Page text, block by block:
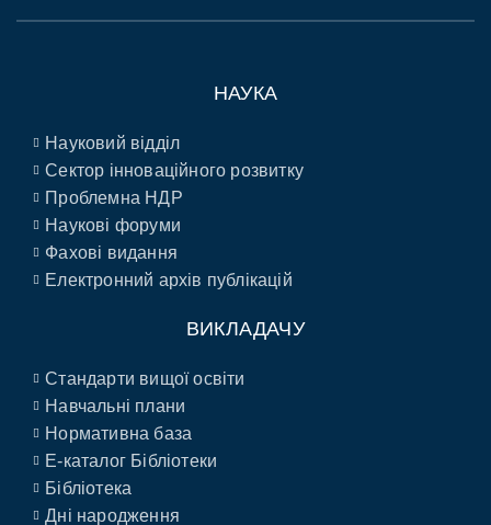
НАУКА
Науковий відділ
Сектор інноваційного розвитку
Проблемна НДР
Наукові форуми
Фахові видання
Електронний архів публікацій
ВИКЛАДАЧУ
Стандарти вищої освіти
Навчальні плани
Нормативна база
E-каталог Бібліотеки
Бібліотека
Дні народження